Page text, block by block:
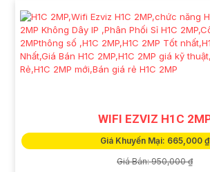
WIFI EZVIZ H1C
Giá Khuyến Mại: 665,000 ₫
Giá Bán: 950,000 ₫